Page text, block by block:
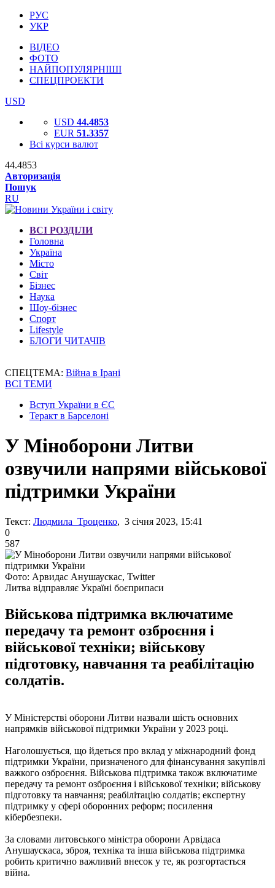
РУС
УКР
ВІДЕО
ФОТО
НАЙПОПУЛЯРНІШІ
СПЕЦПРОЕКТИ
USD
USD 44.4853
EUR 51.3357
Всі курси валют
44.4853
Авторизація
Пошук
RU
ВСІ РОЗДІЛИ
Головна
Україна
Місто
Світ
Бізнес
Наука
Шоу-бізнес
Спорт
Lifestyle
БЛОГИ ЧИТАЧІВ
СПЕЦТЕМА: Війна в Ірані
ВСІ ТЕМИ
Вступ України в ЄС
Теракт в Барселоні
У Міноборони Литви
озвучили напрями військової
підтримки України
Текст: Людмила Троценко, 3 січня 2023, 15:41
0
587
Фото: Арвидас Анушаускас, Twitter
Литва відправляє Україні боєприпаси
Військова підтримка включатиме
передачу та ремонт озброєння і
військової техніки; військову
підготовку, навчання та реабілітацію
солдатів.
У Міністерстві оборони Литви назвали шість основних
напрямків військової підтримки України у 2023 році.
Наголошується, що йдеться про вклад у міжнародний фонд
підтримки України, призначеного для фінансування закупівлі
важкого озброєння. Військова підтримка також включатиме
передачу та ремонт озброєння і військової техніки; військову
підготовку та навчання; реабілітацію солдатів; експертну
підтримку у сфері оборонних реформ; посилення
кібербезпеки.
За словами литовського міністра оборони Арвідаса
Анушаускаса, зброя, техніка та інша військова підтримка
робить критично важливий внесок у те, як розгортається
війна.